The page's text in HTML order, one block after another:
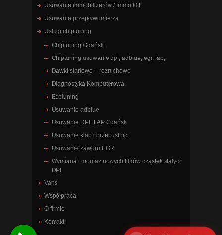
Usuwanie immobilizerów / Immo Off
Usuwanie przepływomierza
Usługi chiptuning
Chiptuning Gdańsk
Chiptuning usuwanie dpf, adblue, egr, fap,
Dawki startowe – rozruchowe
Diagnostyka Komputerowa
Ecotuning
Usuwanie adblue
Usuwanie DPF FAP Gdańsk
Usuwanie klap i przepustnic
Usuwanie zaworu EGR
Wymiana i montaz nowych filtrów cząstek stałych
DPF
Vans
Współpraca
O firmie
Kontakt